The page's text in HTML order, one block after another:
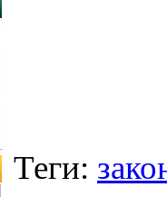
Теги: